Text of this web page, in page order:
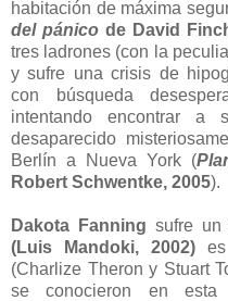
habitación de máxima
del pánico de David
tres ladrones (con la
y sufre una crisis de
con búsqueda
intentando encontrar
desaparecido
Berlín a Nueva York (
Robert Schwentke, 2005).
Dakota Fanning sufre
(Luis Mandoki, 2002)es
(Charlize Theron y Stuart
se conocieron en